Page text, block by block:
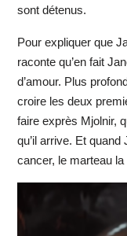
sont détenus.
Pour expliquer que
raconte qu’en fait
d’amour. Plus
croire les deux
faire exprès Mjolnir,
qu’il arrive. Et quand
cancer, le marteau